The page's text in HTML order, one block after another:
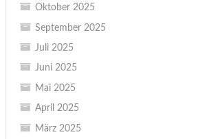
Oktober 2025
September 2025
Juli 2025
Juni 2025
Mai 2025
April 2025
März 2025